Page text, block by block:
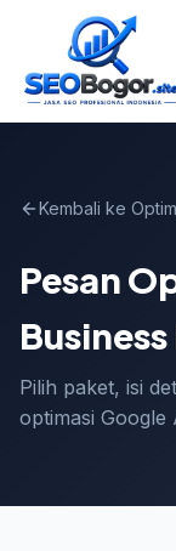
Kembali ke
Pesan
Pilih paket, isi
optimasi Google